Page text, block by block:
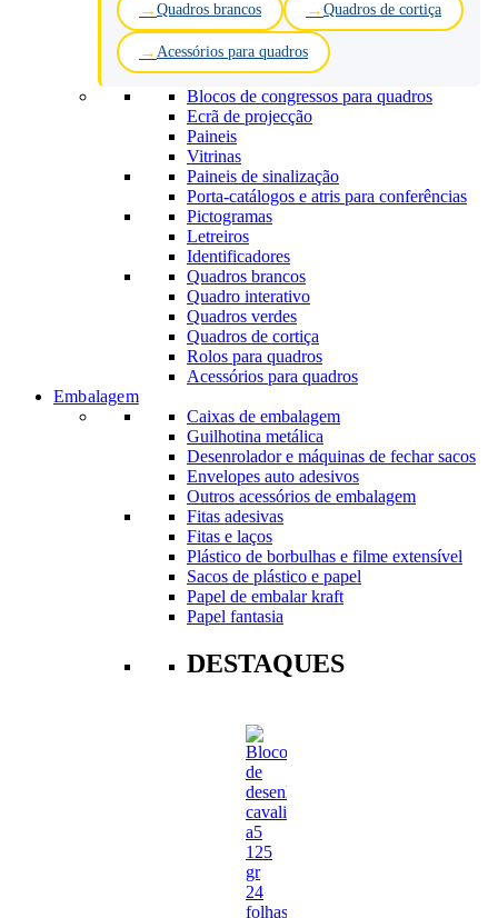
Quadros brancos Quadros de cortiça
Acessórios para quadros
Blocos de congressos para quadros
Ecrã de projecção
Paineis
Vitrinas
Paineis de sinalização
Porta-catálogos e atris para conferências
Pictogramas
Letreiros
Identificadores
Quadros brancos
Quadro interativo
Quadros verdes
Quadros de cortiça
Rolos para quadros
Acessórios para quadros
Embalagem
Caixas de embalagem
Guilhotina metálica
Desenrolador e máquinas de fechar sacos
Envelopes auto adesivos
Outros acessórios de embalagem
Fitas adesivas
Fitas e laços
Plástico de borbulhas e filme extensível
Sacos de plástico e papel
Papel de embalar kraft
Papel fantasia
DESTAQUES